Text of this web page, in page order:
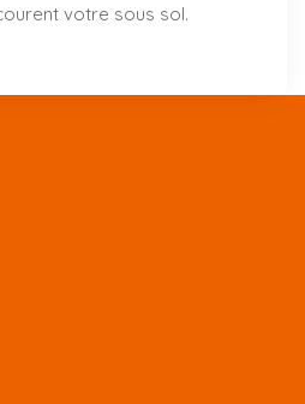
votre sous sol.